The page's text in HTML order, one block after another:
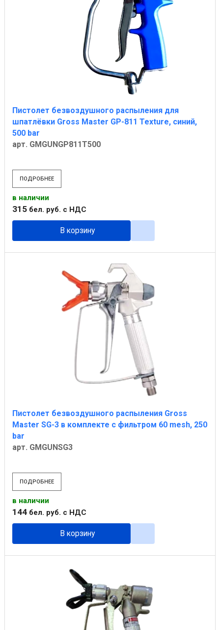
Пистолет безвоздушного распыления для
шпатлёвки Gross Master GP-811 Texture, синий,
500 bar
арт. GMGUNGP811T500
ПОДРОБНЕЕ
в наличии
315 бел. руб. с НДС
В корзину
Пистолет безвоздушного распыления Gross
Master SG-3 в комплекте с фильтром 60 mesh, 250
bar
арт. GMGUNSG3
ПОДРОБНЕЕ
в наличии
144 бел. руб. с НДС
В корзину